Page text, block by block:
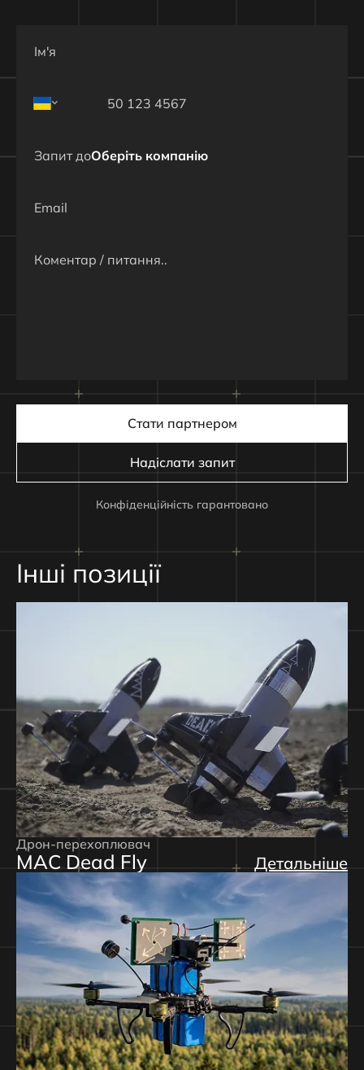
Вибухові елементи
Спеціалізовані боєприпаси
Максимальна висота польоту
Максимальна дальність польоту
Запит доОберіть компанію
Стати партнером
Надіслати запит
Конфіденційність гарантовано
Інші позиції
Дрон-перехоплювач
MAC Dead Fly Детальніше